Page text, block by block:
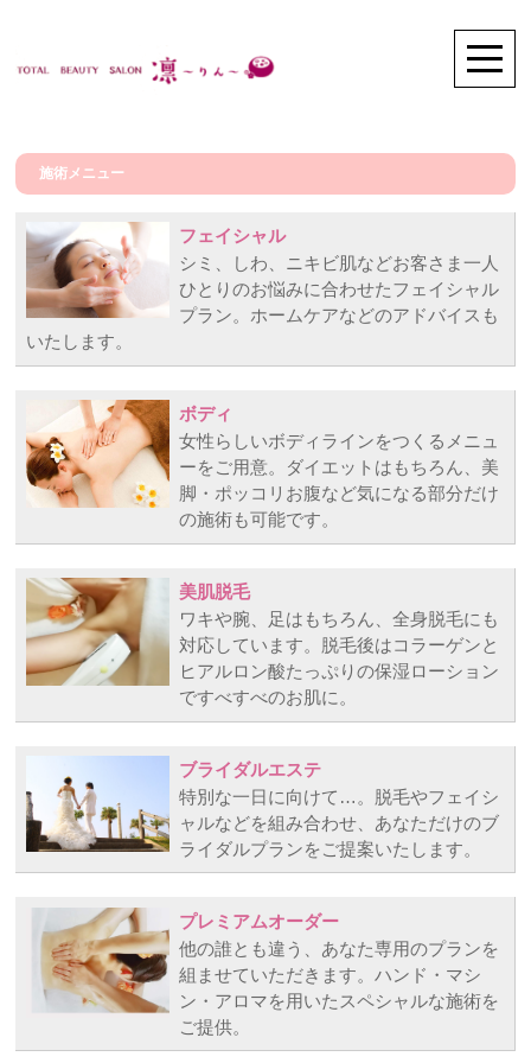
施術メニュー
フェイシャル
シミ、しわ、ニキビ肌などお客さま一人
ひとりのお悩みに合わせたフェイシャル
プラン。ホームケアなどのアドバイスも
いたします。
ボディ
女性らしいボディラインをつくるメニュ
ーをご用意。ダイエットはもちろん、美
脚・ポッコリお腹など気になる部分だけ
の施術も可能です。
美肌脱毛
ワキや腕、足はもちろん、全身脱毛にも
対応しています。脱毛後はコラーゲンと
ヒアルロン酸たっぷりの保湿ローション
ですべすべのお肌に。
ブライダルエステ
特別な一日に向けて…。脱毛やフェイシ
ャルなどを組み合わせ、あなただけのブ
ライダルプランをご提案いたします。
プレミアムオーダー
他の誰とも違う、あなた専用のプランを
組ませていただきます。ハンド・マシ
ン・アロマを用いたスペシャルな施術を
ご提供。